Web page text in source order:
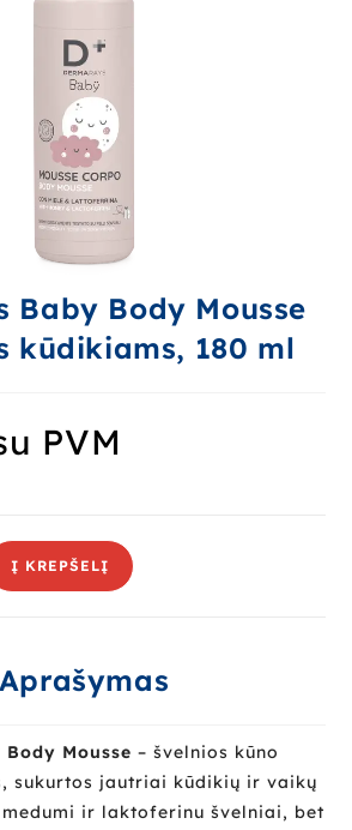
Baby Body Mousse
kūdikiams, 180 ml
PVM
Į KREPŠELĮ
Aprašymas
Mousse – švelnios kūno
sukurtos jautriai kūdikių ir vaikų
ir laktoferinu švelniai, bet